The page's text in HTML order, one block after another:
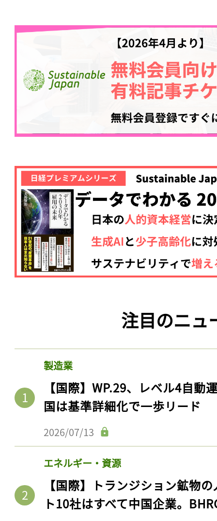
注目のニュ
製造業
【国際】WP.29、レベル4自動
国は基準詳細化で一歩リード
2026/07/13
エネルギー・資源
【国際】トランジション鉱物
ト10社はすべて中国企業。